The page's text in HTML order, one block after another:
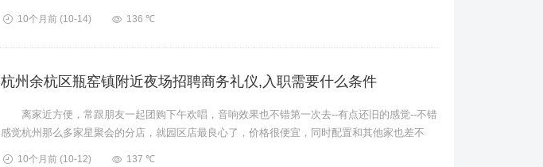
10个月前 (10-14) 136 ℃
杭州余杭区瓶窑镇附近夜场招聘商务礼仪,入职需要什么条件
离家近方便，常跟朋友一起团购下午欢唱，音响效果也不错第一次去--有点还旧的感觉--不错
感觉杭州那么多家星聚会的分店，就园区店最良心了，价格很便宜，同时配置和其他家也差不
10个月前 (10-12) 137 ℃